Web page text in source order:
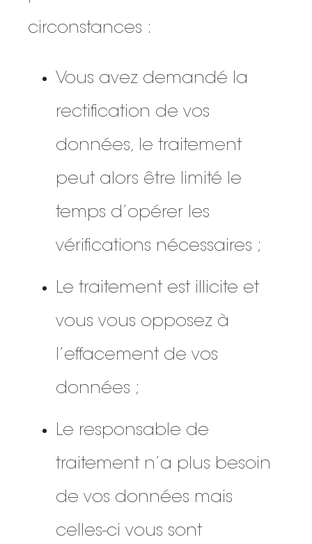
circonstances :
Vous avez demandé la
rectification de vos
données, le traitement
peut alors être limité le
temps d’opérer les
vérifications nécessaires ;
Le traitement est illicite et
vous vous opposez à
l’effacement de vos
données ;
Le responsable de
traitement n’a plus besoin
de vos données mais
celles-ci vous sont